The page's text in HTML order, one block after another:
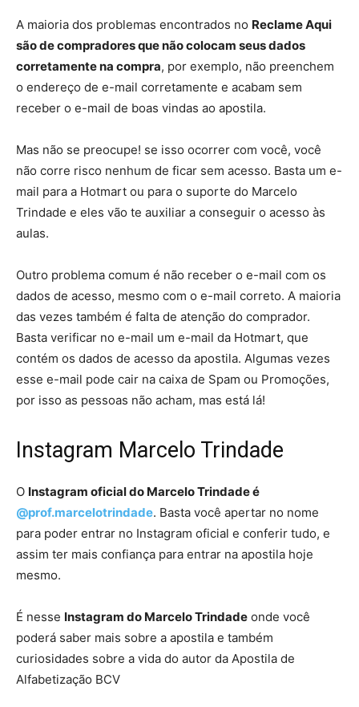
A maioria dos problemas encontrados no Reclame Aqui
são de compradores que não colocam seus dados
corretamente na compra, por exemplo, não preenchem
o endereço de e-mail corretamente e acabam sem
receber o e-mail de boas vindas ao apostila.
Mas não se preocupe! se isso ocorrer com você, você
não corre risco nenhum de ficar sem acesso. Basta um e-
mail para a Hotmart ou para o suporte do Marcelo
Trindade e eles vão te auxiliar a conseguir o acesso às
aulas.
Outro problema comum é não receber o e-mail com os
dados de acesso, mesmo com o e-mail correto. A maioria
das vezes também é falta de atenção do comprador.
Basta verificar no e-mail um e-mail da Hotmart, que
contém os dados de acesso da apostila. Algumas vezes
esse e-mail pode cair na caixa de Spam ou Promoções,
por isso as pessoas não acham, mas está lá!
Instagram Marcelo Trindade
O Instagram oficial do Marcelo Trindade é
@prof.marcelotrindade. Basta você apertar no nome
para poder entrar no Instagram oficial e conferir tudo, e
assim ter mais confiança para entrar na apostila hoje
mesmo.
É nesse Instagram do Marcelo Trindade onde você
poderá saber mais sobre a apostila e também
curiosidades sobre a vida do autor da Apostila de
Alfabetização BCV